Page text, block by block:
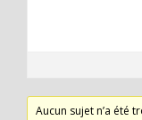
Aucun sujet n’a été